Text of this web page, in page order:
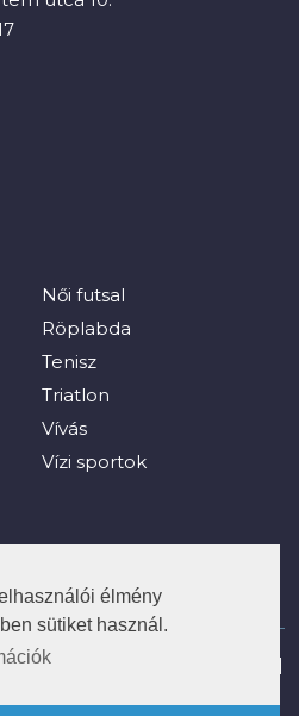
élmény
sütiket használ.
Női futsal
Röplabda
Tenisz
Triatlon
Vívás
Vízi sportok
Egyetemi Sport Club |